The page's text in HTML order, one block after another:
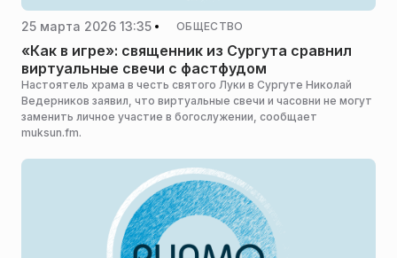
25 марта 2026 13:35 ОБЩЕСТВО
«Как в игре»: священник из Сургута сравнил
виртуальные свечи с фастфудом
Настоятель храма в честь святого Луки в Сургуте Николай
Ведерников заявил, что виртуальные свечи и часовни не могут
заменить личное участие в богослужении, сообщает
muksun.fm.